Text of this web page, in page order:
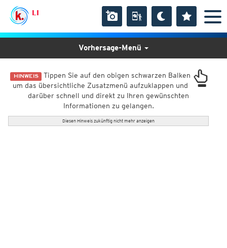
LI
HINWEIS Tippen Sie auf den obigen schwarzen Balken
um das übersichtliche Zusatzmenü aufzuklappen und
darüber schnell und direkt zu Ihren gewünschten
Informationen zu gelangen.
Diesen Hinweis zukünftig nicht mehr anzeigen
Vorhersage-Menü